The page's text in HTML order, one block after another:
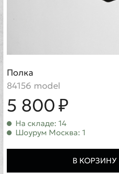
Полка
84156 model
5 800 ₽
На складе: 14
Шоурум Москва: 1
В КОРЗИНУ